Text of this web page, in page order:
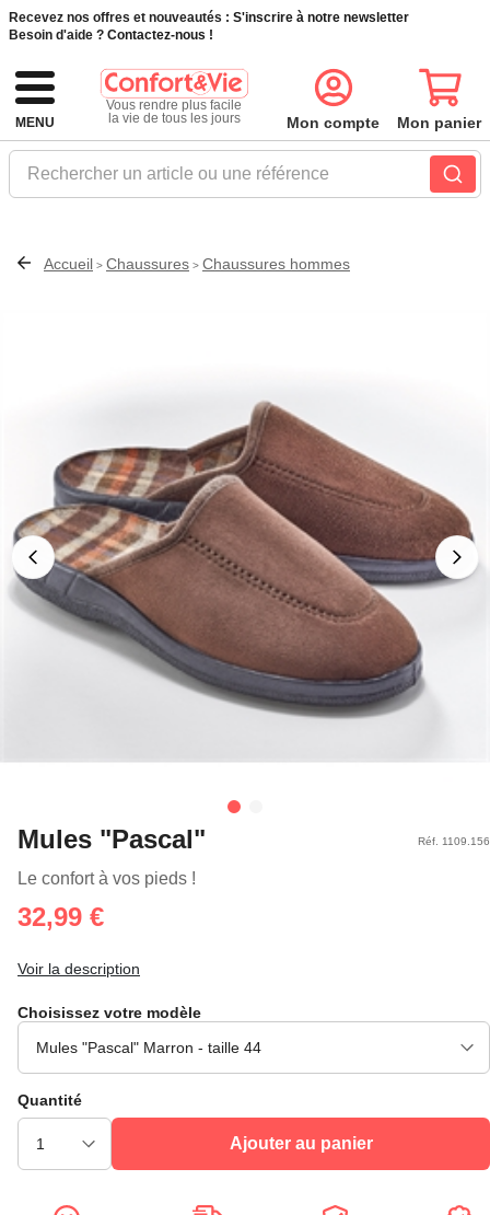
Recevez nos offres et nouveautés : S'inscrire à notre newsletter
Besoin d'aide ? Contactez-nous !
MENU
Vous rendre plus facile
la vie de tous les jours
Rechercher un article ou une référence
Mon compte Mon panier
Accueil > Chaussures > Chaussures hommes
Mules "Pascal"
Le confort à vos pieds !
Réf. 1109.156
32,99 €
Voir la description
Choisissez votre modèle
Quantité
Ajouter au panier